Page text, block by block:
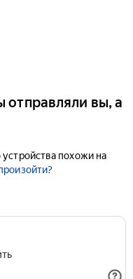
отправляли вы, а
похожи на